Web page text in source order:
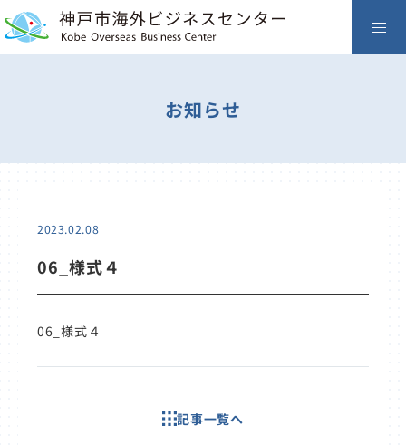
お知らせ
2023.02.08
06_様式４
06_様式４
記事一覧へ